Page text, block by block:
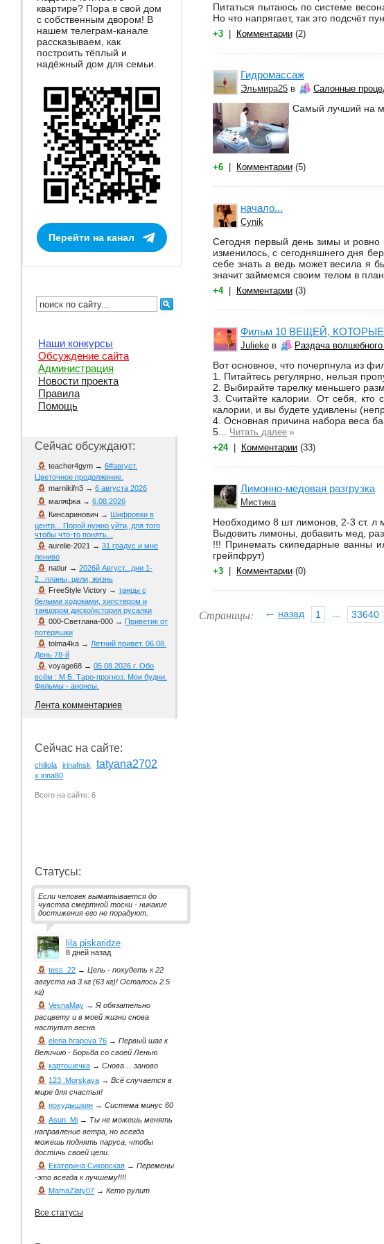
Питаться пытаюсь по системе
Но что напрягает, так это подсчёт
+3
Комментарии (2)
Гидромассаж
Эльмира25 в Салонные
Самый лучший на
+6 Комментарии (5)
начало...
Cynik
Сегодня первый день зимы и ровно
изменилось, с сегодняшнего дня
себе знать а ведь может весила я
значит займемся своим телом в
+4 Комментарии (3)
Фильм 10 ВЕЩЕЙ,
Julieke в Раздача
Вот основное, что почерпнула из
1. Питайтесь регулярно, нельзя
2. Выбирайте тарелку меньшего
3. Считайте калории. От себя, кто
калории, и вы будете удивлены
4. Основная причина набора веса
5... Читать далее »
+24 Комментарии (33)
Лимонно-медовая разгрузка
Мистика
Необходимо 8 шт лимонов, 2-3 ст. л
Выдовить лимоны, добавить мед,
!!! Принемать скипедарные ванны
грейпфрут)
+3 Комментарии (0)
Страницы: назад
← 1 ... 33640
квартире? Пора в свой дом
с собственным двором! В
нашем телеграм-канале
рассказываем, как
построить тёплый и
надёжный дом для семьи.
Перейти на канал
Наши конкурсы
Обсуждение сайта
Администрация
Новости проекта
Правила
Помощь
Сейчас обсуждают:
teacher4gym → 6#август.
Цветочное продолжение.
marnikifn3 → 6 августа 2026
маляфка → 6.08.2026
Кинсаринович → Шифровки в
центр... Порой нужно уйти, для того
чтобы что-то понять...
aurelie-2021 → 31 градус и мне
лениво
natiur → 2026й Август...дни 1-
2...планы, цели, жизнь
FreeStyle Victory → танцы с
белыми ходоками, хипстером и
танцором диско/история русалки
000-Светлана-000 → Приветик от
потеряшки
tolma4ka → Летний привет. 06.08.
День 78-й
voyage68 → 05 08 2026 г. Обо
всём : М Б. Таро-прогноз. Мои будни.
Фильмы - анонсы.
Лента комментариев
Сейчас на сайте:
chiliola irinafnsk tatyana2702
x irina80
Всего на сайте: 6
Статусы:
Если человек выматывается до
чувства смертной тоски - никакие
достижения его не порадуют.
lila piskaridze
8 дней назад
tess_22 → Цель - похудеть к 22
августа на 3 кг (63 кг)! Осталось 2.5
кг)
VesnaMay →Я обязательно
расцвету и в моей жизни снова
наступит весна.
elena hrapova 76 → Первый шаг к
Величию - Борьба со своей Ленью
картошечка → Снова… заново
123_Morskaya → Всё случается в
мире для счастья!
похудышкин → Система минус 60
Asun_Mi → Ты не можешь менять
направление ветра, но всегда
можешь поднять паруса, чтобы
достичь своей цели.
Екатерина Сикорская → Перемены
-это всегда к лучшему!!!!
MamaZlaty07 → Кето рулит
Все статусы